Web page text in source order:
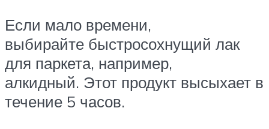
Если мало времени,
выбирайте быстросохнущий лак
для паркета, например,
алкидный. Этот продукт высыхает в
течение 5 часов.